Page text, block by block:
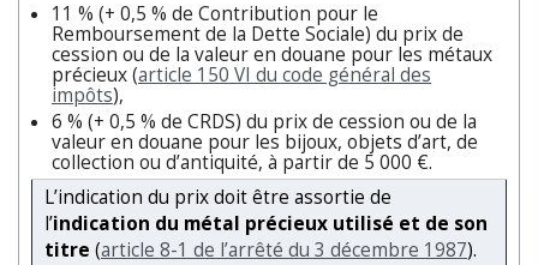
11 % (+ 0,5 % de Contribution pour le
Remboursement de la Dette Sociale) du prix de
cession ou de la valeur en douane pour les métaux
précieux (article 150 VI du code général des
impôts),
6 % (+ 0,5 % de CRDS) du prix de cession ou de la
valeur en douane pour les bijoux, objets d’art, de
collection ou d’antiquité, à partir de 5 000 €.
L’indication du prix doit être assortie de
l’indication du métal précieux utilisé et de son
titre (article 8-1 de l’arrêté du 3 décembre 1987).